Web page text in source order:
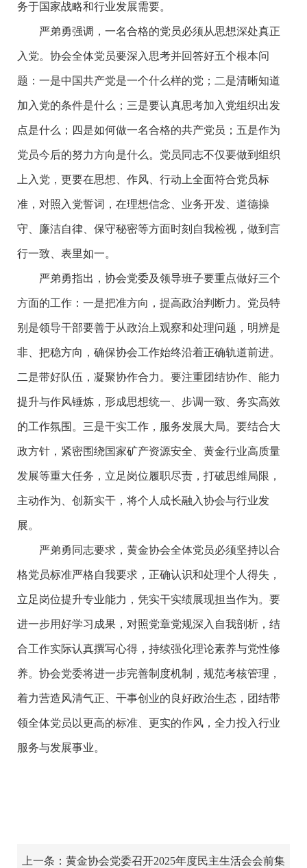
务于国家战略和行业发展需要。
严弟勇强调，一名合格的党员必须从思想深处真正
入党。协会全体党员要深入思考并回答好五个根本问
题：一是中国共产党是一个什么样的党；二是清晰知道
加入党的条件是什么；三是要认真思考加入党组织出发
点是什么；四是如何做一名合格的共产党员；五是作为
党员今后的努力方向是什么。党员同志不仅要做到组织
上入党，更要在思想、作风、行动上全面符合党员标
准，对照入党誓词，在理想信念、业务开发、道德操
守、廉洁自律、保守秘密等方面时刻自我检视，做到言
行一致、表里如一。
严弟勇指出，协会党委及领导班子要重点做好三个
方面的工作：一是把准方向，提高政治判断力。党员特
别是领导干部要善于从政治上观察和处理问题，明辨是
非、把稳方向，确保协会工作始终沿着正确轨道前进。
二是带好队伍，凝聚协作合力。要注重团结协作、能力
提升与作风锤炼，形成思想统一、步调一致、务实高效
的工作氛围。三是干实工作，服务发展大局。要结合大
政方针，紧密围绕国家矿产资源安全、黄金行业高质量
发展等重大任务，立足岗位履职尽责，打破思维局限，
主动作为、创新实干，将个人成长融入协会与行业发
展。
严弟勇同志要求，黄金协会全体党员必须坚持以合
格党员标准严格自我要求，正确认识和处理个人得失，
立足岗位提升专业能力，凭实干实绩展现担当作为。要
进一步用好学习成果，对照党章党规深入自我剖析，结
合工作实际认真撰写心得，持续强化理论素养与党性修
养。协会党委将进一步完善制度机制，规范考核管理，
着力营造风清气正、干事创业的良好政治生态，团结带
领全体党员以更高的标准、更实的作风，全力投入行业
服务与发展事业。
上一条：黄金协会党委召开2025年度民主生活会会前集